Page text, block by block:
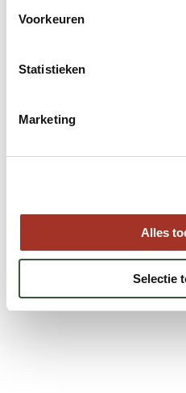
Voorkeuren
Statistieken
Marketing
Alles
Selectie
Neem contact op